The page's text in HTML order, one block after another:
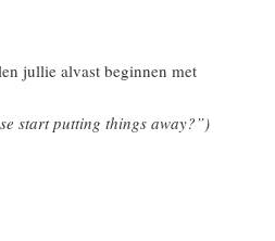
jullie alvast beginnen met
start putting things away?”)